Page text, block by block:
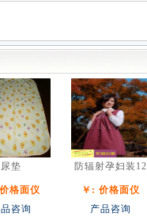
尿垫
格面仪
咨询
防辐射孕妇装12
￥: 价格面仪
产品咨询